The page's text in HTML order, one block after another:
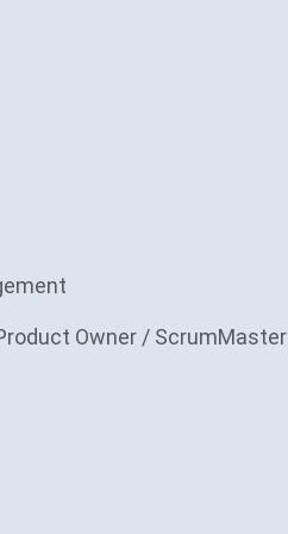
Owner / ScrumMaster